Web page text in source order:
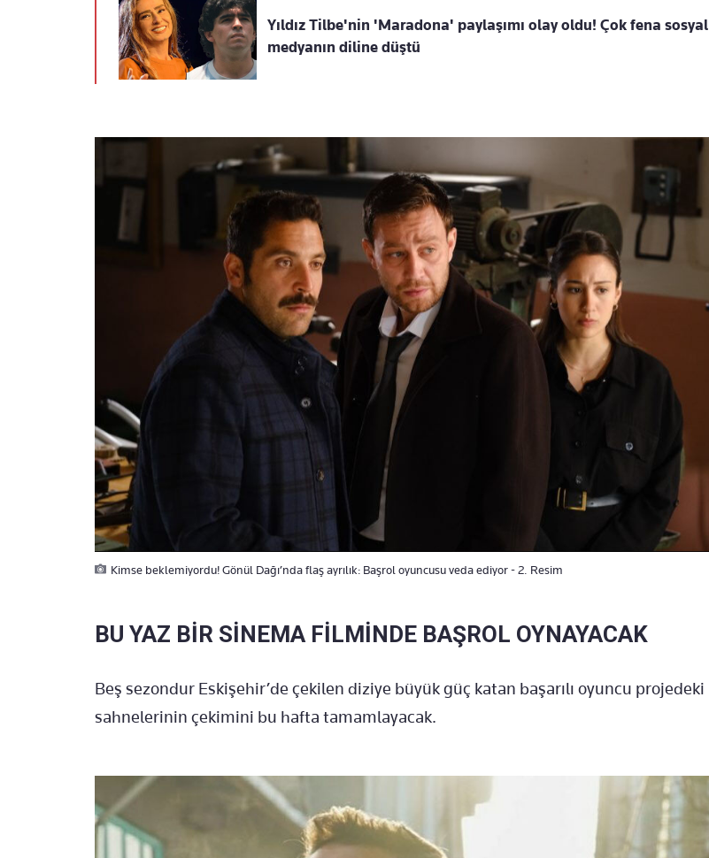
Yıldız Tilbe'nin 'Maradona' paylaşımı olay oldu! Çok fena sosyal
medyanın diline düştü
Kimse beklemiyordu! Gönül Dağı’nda flaş ayrılık: Başrol oyuncusu veda ediyor - 2. Resim
BU YAZ BİR SİNEMA FİLMİNDE BAŞROL OYNAYACAK
Beş sezondur Eskişehir’de çekilen diziye büyük güç katan başarılı oyuncu projedeki
sahnelerinin çekimini bu hafta tamamlayacak.